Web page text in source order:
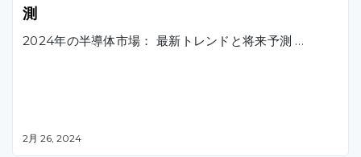
測
2024年の半導体市場： 最新トレンドと将来予測 …
2月 26, 2024